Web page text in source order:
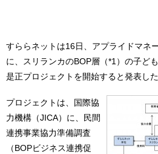
すららネットは16日、アプライドマネ
に、スリランカのBOP層（*1）の子ど
是正プロジェクトを開始すると発表した
プロジェクトは、国際協
力機構（JICA）に、民間
連携事業協力準備調査
（BOPビジネス連携促